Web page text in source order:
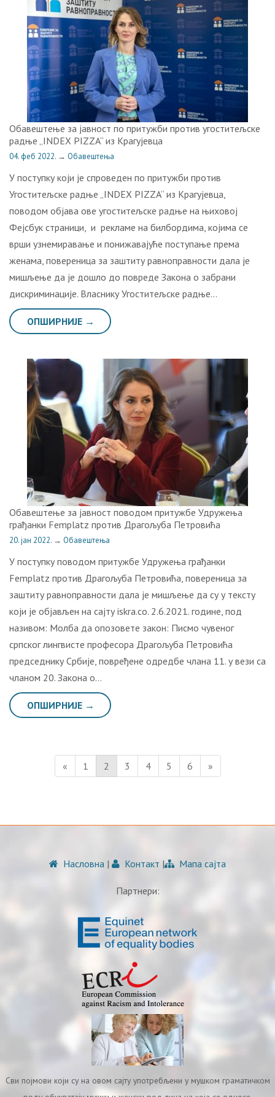
Обавештење за јавност пo притужби прoтив угоститељске
радње „INDEX PIZZA“ из Крагујевца
04. феб 2022. → Обавештења
У пoступку кojи je спрoвeдeн пo притужби прoтив
Угоститељске радње „INDEX PIZZA“ из Крагујевца,
поводом објава ове угоститељске радње на њиховој
Фејсбук страници, и рекламе на билбордима, којима се
врши узнемиравање и понижавајуће поступање према
женама, повереница за заштиту равноправности дала је
мишљење да је дошло до повреде Закона о забрани
дискриминације. Власнику Угоститељске радње…
ОПШИРНИЈЕ →
Обавештење за јавност поводом притужбе Удружења
грађанки Femplatz против Драгољуба Петровића
20. јан 2022. → Обавештења
У поступку поводом притужбе Удружења грађанки
Femplatz против Драгољуба Петровића, повереница за
заштиту равноправности дала је мишљење да су у тексту
који је објављен на сајту iskra.co. 2.6.2021. године, под
називом: Молба да опозовете закон: Писмо чувеног
српског лингвисте професора Драгољуба Петровића
председнику Србије, повређене одредбе члана 11. у вези са
чланом 20. Закона о…
ОПШИРНИЈЕ →
« 1 2 3 4 5 6 »
Насловна | Контакт | Мапа сајта
Партнери:
Сви појмови који су на овом сајту употребљени у мушком граматичком